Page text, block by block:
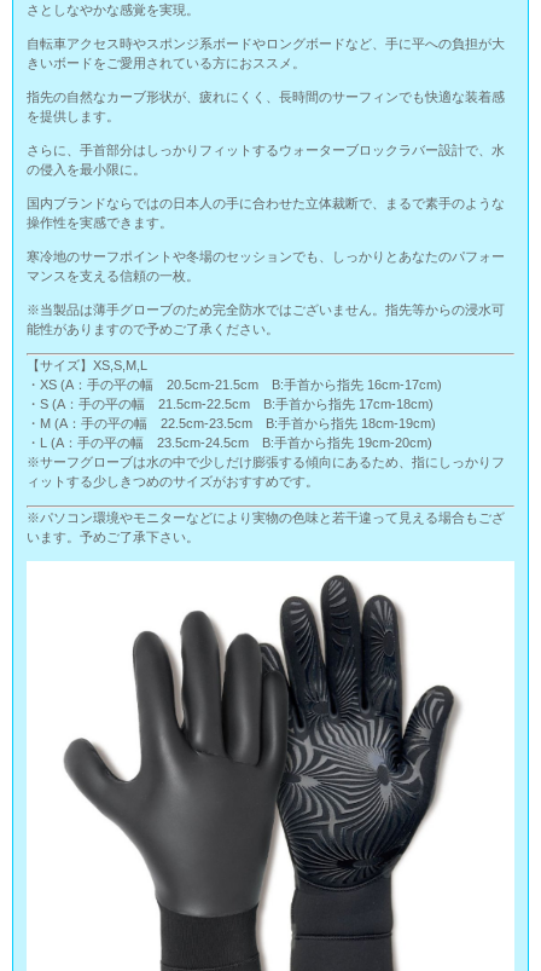
さとしなやかな感覚を実現。
自転車アクセス時やスポンジ系ボードやロングボードなど、手に平への負担が大
きいボードをご愛用されている方におススメ。
指先の自然なカーブ形状が、疲れにくく、長時間のサーフィンでも快適な装着感
を提供します。
さらに、手首部分はしっかりフィットするウォーターブロックラバー設計で、水
の侵入を最小限に。
国内ブランドならではの日本人の手に合わせた立体裁断で、まるで素手のような
操作性を実感できます。
寒冷地のサーフポイントや冬場のセッションでも、しっかりとあなたのパフォー
マンスを支える信頼の一枚。
※当製品は薄手グローブのため完全防水ではございません。指先等からの浸水可
能性がありますので予めご了承ください。
【サイズ】XS,S,M,L
・XS (A：手の平の幅 20.5cm-21.5cm B:手首から指先 16cm-17cm)
・S (A：手の平の幅 21.5cm-22.5cm B:手首から指先 17cm-18cm)
・M (A：手の平の幅 22.5cm-23.5cm B:手首から指先 18cm-19cm)
・L (A：手の平の幅 23.5cm-24.5cm B:手首から指先 19cm-20cm)
※サーフグローブは水の中で少しだけ膨張する傾向にあるため、指にしっかりフ
ィットする少しきつめのサイズがおすすめです。
※パソコン環境やモニターなどにより実物の色味と若干違って見える場合もござ
います。予めご了承下さい。